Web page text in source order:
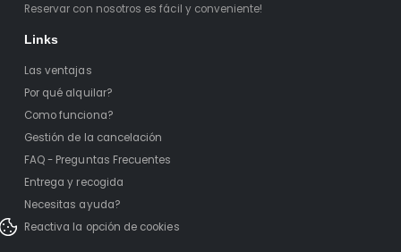
Reservar con nosotros es fácil y conveniente!
Links
Las ventajas
Por qué alquilar?
Como funciona?
Gestión de la cancelación
FAQ - Preguntas Frecuentes
Entrega y recogida
Necesitas ayuda?
Reactiva la opción de cookies